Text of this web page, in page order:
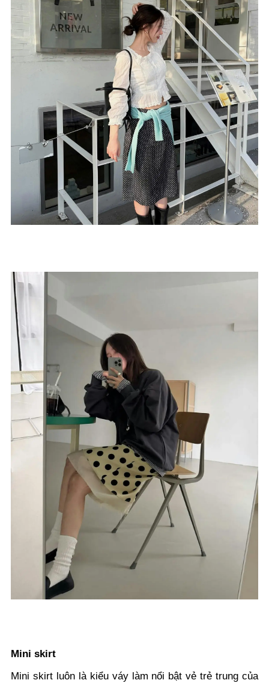
Mini skirt
Mini skirt luôn là kiểu váy làm nổi bật vẻ trẻ trung của